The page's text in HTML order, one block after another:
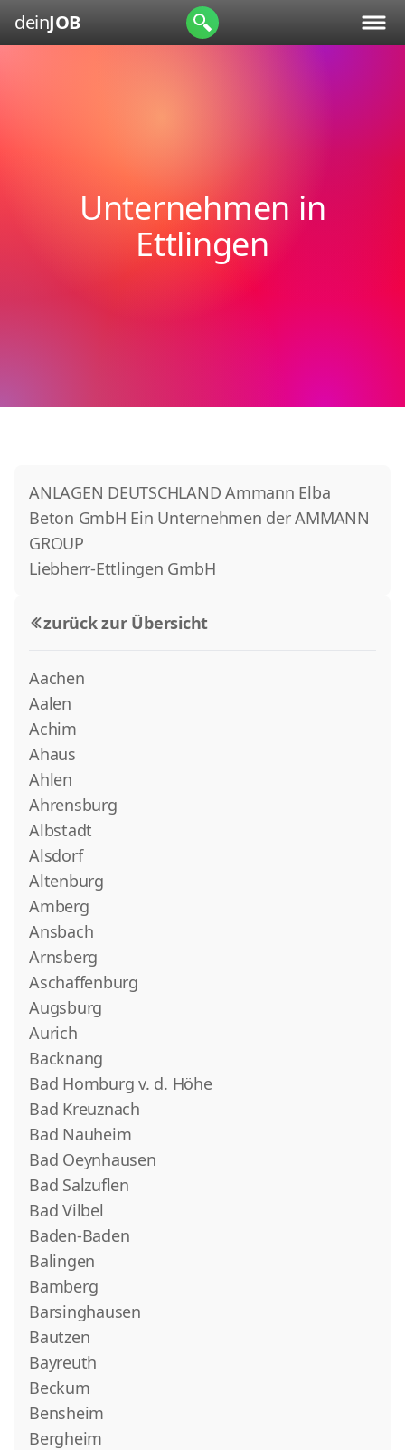
deinJOB
Unternehmen in
Ettlingen
ANLAGEN DEUTSCHLAND Ammann Elba
Beton GmbH Ein Unternehmen der AMMANN
GROUP
Liebherr-Ettlingen GmbH
zurück zur Übersicht
Aachen
Aalen
Achim
Ahaus
Ahlen
Ahrensburg
Albstadt
Alsdorf
Altenburg
Amberg
Ansbach
Arnsberg
Aschaffenburg
Augsburg
Aurich
Backnang
Bad Homburg v. d. Höhe
Bad Kreuznach
Bad Nauheim
Bad Oeynhausen
Bad Salzuflen
Bad Vilbel
Baden-Baden
Balingen
Bamberg
Barsinghausen
Bautzen
Bayreuth
Beckum
Bensheim
Bergheim